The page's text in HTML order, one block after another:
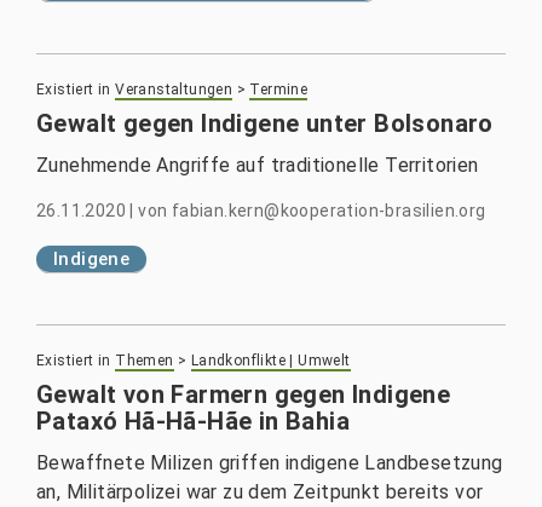
Existiert in Veranstaltungen > Termine
Gewalt gegen Indigene unter Bolsonaro
Zunehmende Angriffe auf traditionelle Territorien
26.11.2020|von fabian.kern@kooperation-brasilien.org
Indigene
Existiert in Themen > Landkonflikte | Umwelt
Gewalt von Farmern gegen Indigene
Pataxó Hã-Hã-Hãe in Bahia
Bewaffnete Milizen griffen indigene Landbesetzung
an, Militärpolizei war zu dem Zeitpunkt bereits vor